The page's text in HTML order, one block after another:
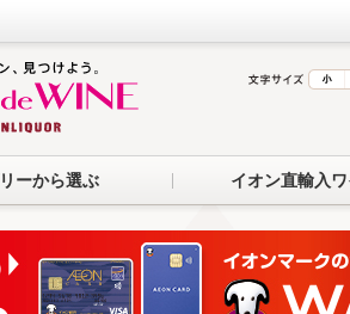
ーから選ぶ イオン直輸入